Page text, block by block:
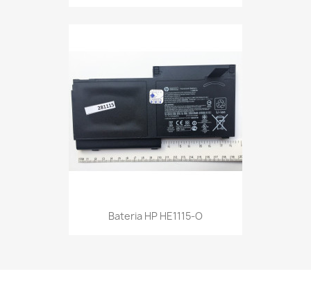
Bateria HP HE1115-O